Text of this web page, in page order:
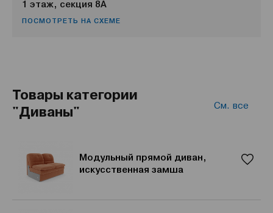
1 этаж, секция 8А
ПОСМОТРЕТЬ НА СХЕМЕ
Товары категории
"Диваны"
См. все
Модульный прямой диван,
искусственная замша